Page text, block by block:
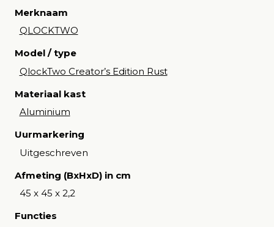
Merknaam
QLOCKTWO
Model / type
QlockTwo Creator’s Edition Rust
Materiaal kast
Aluminium
Uurmarkering
Uitgeschreven
Afmeting (BxHxD) in cm
45 x 45 x 2,2
Functies